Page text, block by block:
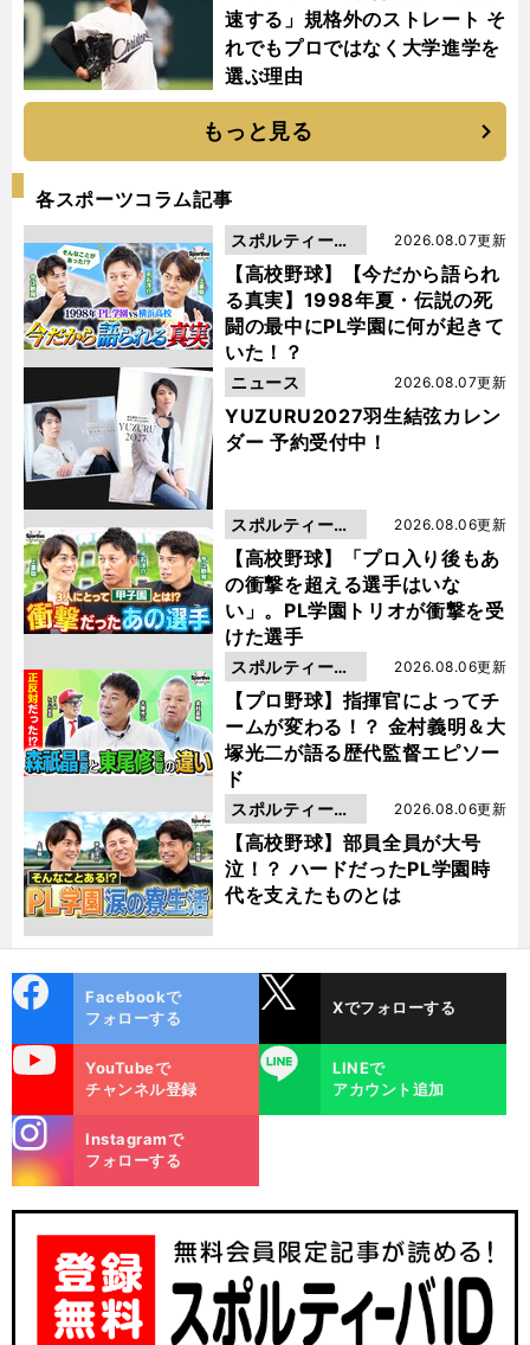
速する」規格外のストレート そ
れでもプロではなく大学進学を
選ぶ理由
もっと見る
各スポーツコラム記事
【高校野球】【今だから語られ
る真実】1998年夏・伝説の死
闘の最中にPL学園に何が起きて
いた！？
2026.08.07更新
スポルティーバ
動画
YUZURU2027羽生結弦カレン
ダー 予約受付中！
2026.08.07更新
ニュース
【高校野球】「プロ入り後もあ
の衝撃を超える選手はいな
い」。PL学園トリオが衝撃を受
けた選手
2026.08.06更新
スポルティーバ
動画
【プロ野球】指揮官によってチ
ームが変わる！？ 金村義明＆大
塚光二が語る歴代監督エピソー
ド
2026.08.06更新
スポルティーバ
動画
【高校野球】部員全員が大号
泣！？ ハードだったPL学園時
代を支えたものとは
2026.08.06更新
スポルティーバ
動画
ok
Facebookで
フォローする
Xでフォローする
YouTubeで
チャンネル登録
LINE
LINEで
アカウント追加
m
Instagramで
フォローする